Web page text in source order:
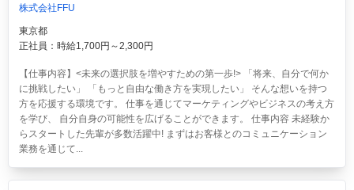
株式会社FFU
東京都
正社員：時給1,700円～2,300円
【仕事内容】<未来の選択肢を増やすための第一歩!> 「将来、自分で何か
に挑戦したい」 「もっと自由な働き方を実現したい」 そんな想いを持つ
方を応援する環境です。 仕事を通じてマーケティングやビジネスの考え方
を学び、 自分自身の可能性を広げることができます。 仕事内容 未経験か
らスタートした先輩が多数活躍中! まずはお客様とのコミュニケーション
業務を通じて...